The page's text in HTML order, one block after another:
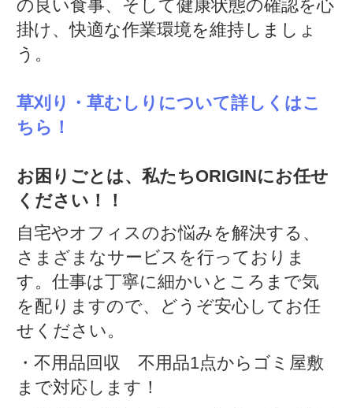
の良い食事、そして健康状態の確認を心
掛け、快適な作業環境を維持しましょ
う。
草刈り・草むしりについて詳しくはこ
ちら！
お困りごとは、私たちORIGINにお任せ
ください！！
自宅やオフィスのお悩みを解決する、
さまざまなサービスを行っておりま
す。仕事は丁寧に細かいところまで気
を配りますので、どうぞ安心してお任
せください。
・不用品回収 不用品1点からゴミ屋敷
まで対応します！